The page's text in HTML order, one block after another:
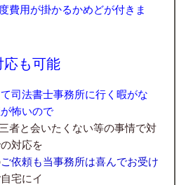
費用が掛かるかめどが付きま
も可能
司法書士事務所に行く暇がな
怖いので
会いたくない等の事情で対
対応を
ご依頼も当事務所は喜んでお受け
自宅にイ